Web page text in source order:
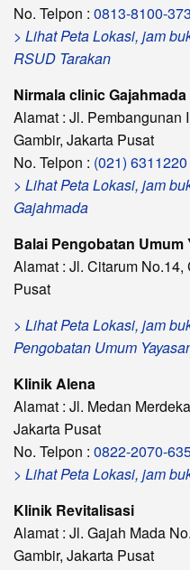
No. Telpon : 0813-8100-
> Lihat Peta Lokasi, jam
RSUD Tarakan
Nirmala clinic Gajahmada
Alamat : Jl. Pembangunan
Gambir, Jakarta Pusat
No. Telpon : (021) 6311220
> Lihat Peta Lokasi, jam
Gajahmada
Balai Pengobatan Umum
Alamat : Jl. Citarum
Pusat
> Lihat Peta Lokasi, jam
Pengobatan Umum
Klinik Alena
Alamat : Jl. Medan
Jakarta Pusat
No. Telpon : 0822-2070-
> Lihat Peta Lokasi, jam
Klinik Revitalisasi
Alamat : Jl. Gajah Mada
Gambir, Jakarta Pusat